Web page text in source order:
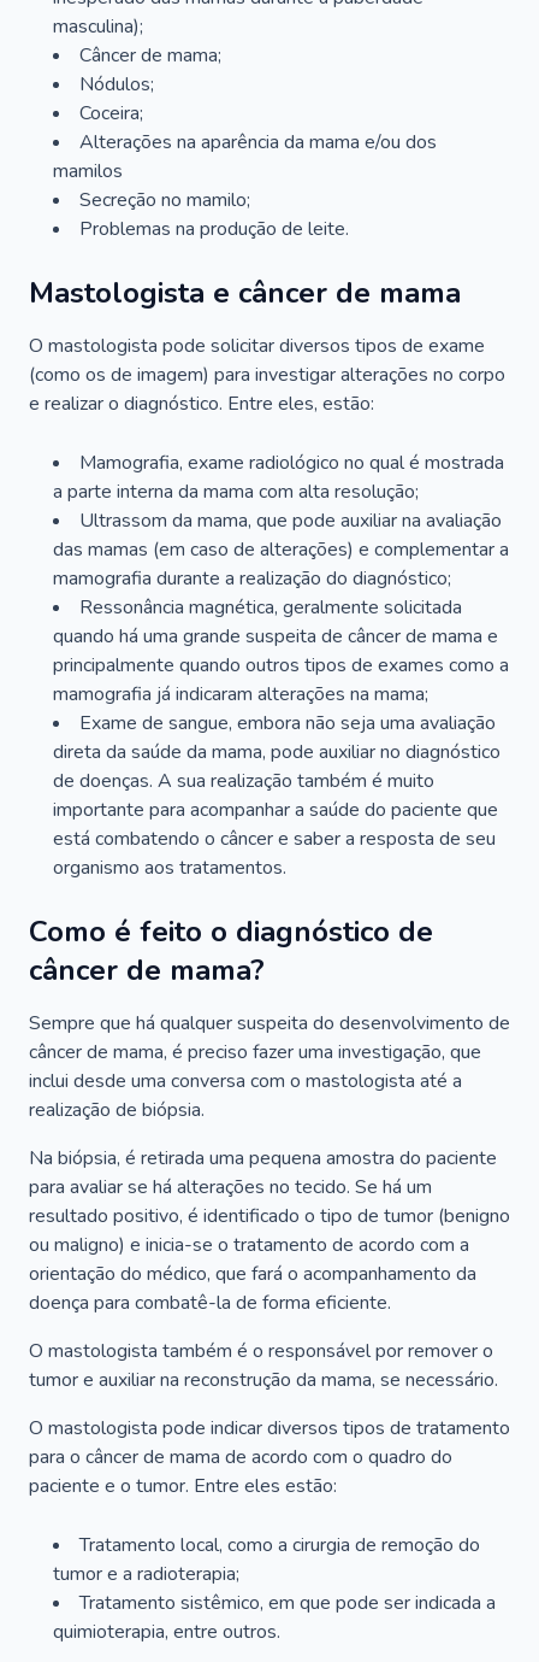
masculina);
Câncer de mama;
Nódulos;
Coceira;
Alterações na aparência da mama e/ou dos
mamilos
Secreção no mamilo;
Problemas na produção de leite.
Mastologista e câncer de mama
O mastologista pode solicitar diversos tipos de exame
(como os de imagem) para investigar alterações no corpo
e realizar o diagnóstico. Entre eles, estão:
Mamografia, exame radiológico no qual é mostrada
a parte interna da mama com alta resolução;
Ultrassom da mama, que pode auxiliar na avaliação
das mamas (em caso de alterações) e complementar a
mamografia durante a realização do diagnóstico;
Ressonância magnética, geralmente solicitada
quando há uma grande suspeita de câncer de mama e
principalmente quando outros tipos de exames como a
mamografia já indicaram alterações na mama;
Exame de sangue, embora não seja uma avaliação
direta da saúde da mama, pode auxiliar no diagnóstico
de doenças. A sua realização também é muito
importante para acompanhar a saúde do paciente que
está combatendo o câncer e saber a resposta de seu
organismo aos tratamentos.
Como é feito o diagnóstico de
câncer de mama?
Sempre que há qualquer suspeita do desenvolvimento de
câncer de mama, é preciso fazer uma investigação, que
inclui desde uma conversa com o mastologista até a
realização de biópsia.
Na biópsia, é retirada uma pequena amostra do paciente
para avaliar se há alterações no tecido. Se há um
resultado positivo, é identificado o tipo de tumor (benigno
ou maligno) e inicia-se o tratamento de acordo com a
orientação do médico, que fará o acompanhamento da
doença para combatê-la de forma eficiente.
O mastologista também é o responsável por remover o
tumor e auxiliar na reconstrução da mama, se necessário.
O mastologista pode indicar diversos tipos de tratamento
para o câncer de mama de acordo com o quadro do
paciente e o tumor. Entre eles estão:
Tratamento local, como a cirurgia de remoção do
tumor e a radioterapia;
Tratamento sistêmico, em que pode ser indicada a
quimioterapia, entre outros.